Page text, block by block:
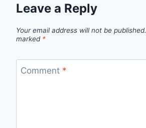
Leave a Reply
Your email address will not be published.
marked *
Comment *